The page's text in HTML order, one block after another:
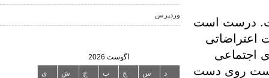
است
روی دست
وردپرس
س چ ج ش
ی